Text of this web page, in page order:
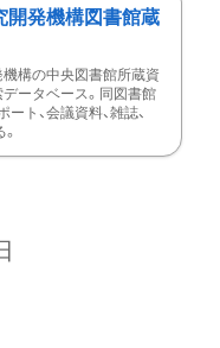
開発機構図書館蔵
構の中央図書館所蔵資
ータベース。同図書館
ト、会議資料、雑誌、